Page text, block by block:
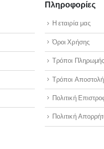
Πληροφορίες
Η εταιρία μας
Όροι Χρήσης
Τρόποι Πληρωμής
Τρόποι
Πολιτική
Πολιτική